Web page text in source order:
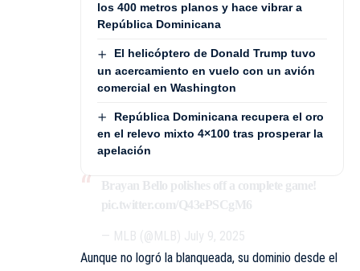
los 400 metros planos y hace vibrar a
República Dominicana
El helicóptero de Donald Trump tuvo
un acercamiento en vuelo con un avión
comercial en Washington
República Dominicana recupera el oro
en el relevo mixto 4×100 tras prosperar la
apelación
Brayan Bello polishes off a complete game!
pic.twitter.com/Q43ePSCgM6
— MLB (@MLB) July 9, 2025
Aunque no logró la blanqueada, su dominio desde el